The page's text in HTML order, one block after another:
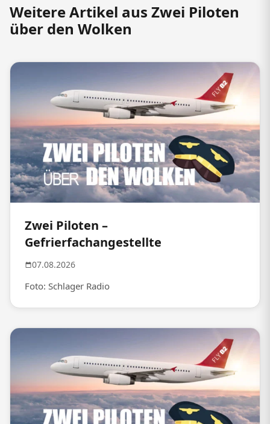
Weitere Artikel aus Zwei Piloten
über den Wolken
Zwei Piloten –
Gefrierfachangestellte
07.08.2026
Foto: Schlager Radio